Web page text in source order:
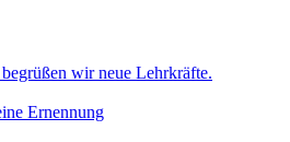
wir neue Lehrkräfte.